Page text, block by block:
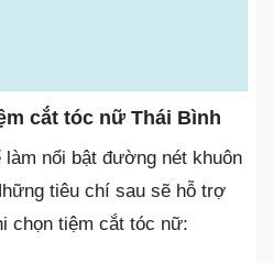
cắt tóc nữ Thái Bình
nổi bật đường nét khuôn
tiêu chí sau sẽ hỗ trợ
chọn tiệm cắt tóc nữ: